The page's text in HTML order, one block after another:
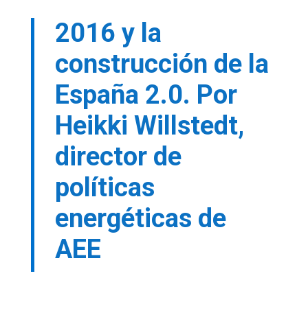
2016 y la
construcción de la
España 2.0. Por
Heikki Willstedt,
director de
políticas
energéticas de
AEE